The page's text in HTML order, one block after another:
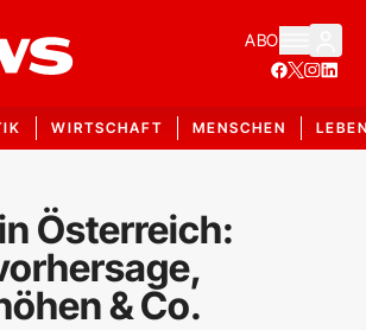
ABO
WIRTSCHAFT MENSCHEN
Österreich:
& Co.